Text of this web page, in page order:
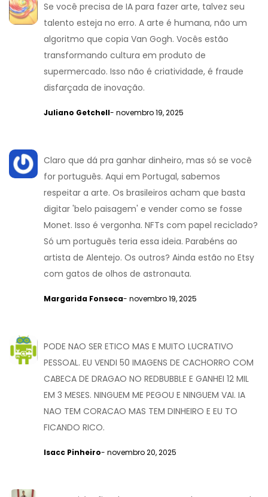
Se você precisa de IA para fazer arte, talvez seu
talento esteja no erro. A arte é humana, não um
algoritmo que copia Van Gogh. Vocês estão
transformando cultura em produto de
supermercado. Isso não é criatividade, é fraude
disfarçada de inovação.
Juliano Getchell- novembro 19, 2025
Claro que dá pra ganhar dinheiro, mas só se você
for português. Aqui em Portugal, sabemos
respeitar a arte. Os brasileiros acham que basta
digitar 'belo paisagem' e vender como se fosse
Monet. Isso é vergonha. NFTs com papel reciclado?
Só um português teria essa ideia. Parabéns ao
artista de Alentejo. Os outros? Ainda estão no Etsy
com gatos de olhos de astronauta.
Margarida Fonseca- novembro 19, 2025
PODE NAO SER ETICO MAS E MUITO LUCRATIVO
PESSOAL. EU VENDI 50 IMAGENS DE CACHORRO COM
CABECA DE DRAGAO NO REDBUBBLE E GANHEI 12 MIL
EM 3 MESES. NINGUEM ME PEGOU E NINGUEM VAI. IA
NAO TEM CORACAO MAS TEM DINHEIRO E EU TO
FICANDO RICO.
Isacc Pinheiro- novembro 20, 2025